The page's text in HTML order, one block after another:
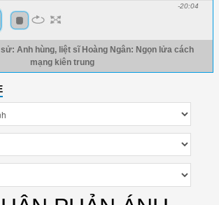
-20:04
Anh hùng, liệt sĩ Hoàng Ngân: Ngọn lửa cách
mạng kiên trung